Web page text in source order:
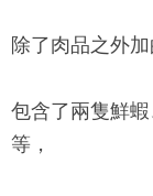
除了肉品之外
包含了兩隻鮮
等，